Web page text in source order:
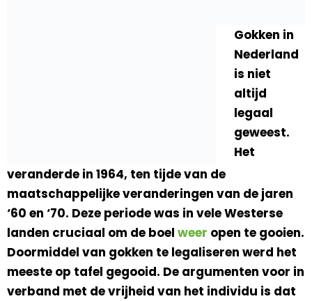
Gokken in
Nederland
is niet
altijd
legaal
geweest.
Het
veranderde in 1964, ten tijde van de
maatschappelijke veranderingen van de jaren
‘60 en ‘70. Deze periode was in vele Westerse
landen cruciaal om de boel weer open te gooien.
Doormiddel van gokken te legaliseren werd het
meeste op tafel gegooid. De argumenten voor in
verband met de vrijheid van het individu is dat